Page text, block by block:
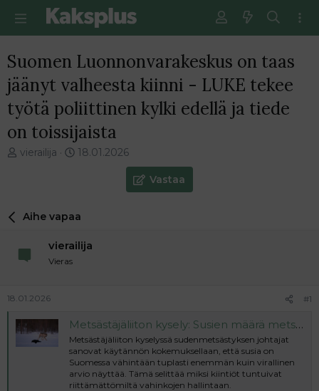
Suomen Luonnonvarakeskus on taas
jäänyt valheesta kiinni - LUKE tekee
työtä poliittinen kylki edellä ja tiede
on toissijaista
V
e
t
n
l
vierailija
E
m
i
e
s
t
i
18.01.2026
Vastaa
Aihe vapaa
vierailija
Vieras
18.01.2026 #1
Metsästäjäliiton kysely: Susien määrä metsästyksen kiintiöalueilla vähintään kaksinkertainen verrattuna Luonnonvarakeskuksen arvioon - Suomen Uutiset
Metsästäjäliiton kyselyssä sudenmetsästyksen johtajat
sanovat käytännön kokemuksellaan, että susia on
Suomessa vähintään tuplasti enemmän kuin virallinen
arvio näyttää. Tämä selittää miksi kiintiöt tuntuivat
riittämättömiltä vahinkojen hallintaan.